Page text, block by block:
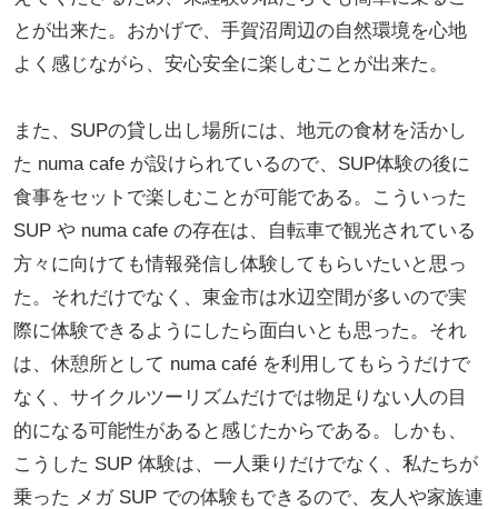
とが出来た。おかげで、手賀沼周辺の自然環境を心地
よく感じながら、安心安全に楽しむことが出来た。
また、SUPの貸し出し場所には、地元の食材を活かし
た numa cafe が設けられているので、SUP体験の後に
食事をセットで楽しむことが可能である。こういった
SUP や numa cafe の存在は、自転車で観光されている
方々に向けても情報発信し体験してもらいたいと思っ
た。それだけでなく、東金市は水辺空間が多いので実
際に体験できるようにしたら面白いとも思った。それ
は、休憩所として numa café を利用してもらうだけで
なく、サイクルツーリズムだけでは物足りない人の目
的になる可能性があると感じたからである。しかも、
こうした SUP 体験は、一人乗りだけでなく、私たちが
乗った メガ SUP での体験もできるので、友人や家族連